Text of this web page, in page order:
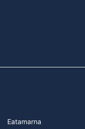
Eatamarna